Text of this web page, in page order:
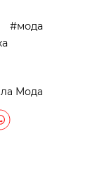
мода
Мода